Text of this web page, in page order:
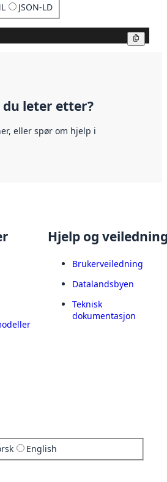
JSON-LD
leter etter?
eller spør om hjelp i
Hjelp og
Brukerveiledning
Datalandsbyen
Teknisk
dokumentasjon
English